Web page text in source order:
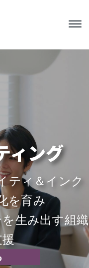
と実績
地域の
ィ、エ
ルージョ
ィング
ティ＆インク
を育み
生み出す組織